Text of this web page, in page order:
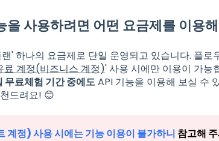
을 사용하려면 어떤 요금제를 이용
' 하나의 요금제로 단일 운영되고 있습니다. 플로
료 계정(비즈니스 계정)' 사용 시에만 이용이 가능
무료체험 기간 중에도API 기능을 이용해 보실 수
드려요! 😊
계정) 사용 시에는 기능 이용이 불가하니 참고해